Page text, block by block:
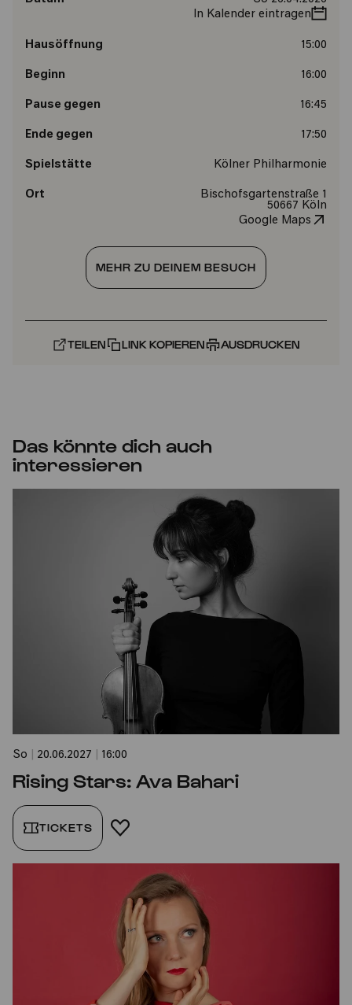
In Kalender eintragen
Hausöffnung 15:00
Beginn 16:00
Pause gegen 16:45
Ende gegen 17:50
Spielstätte Kölner Philharmonie
Ort
Bischofsgartenstraße 1
50667 Köln
Google Maps
MEHR ZU DEINEM BESUCH
TEILEN LINK KOPIEREN AUSDRUCKEN
Das könnte dich auch
interessieren
So 20.06.2027 16:00
Rising Stars: Ava Bahari
TICKETS FAVORIT HINZUFÜGEN